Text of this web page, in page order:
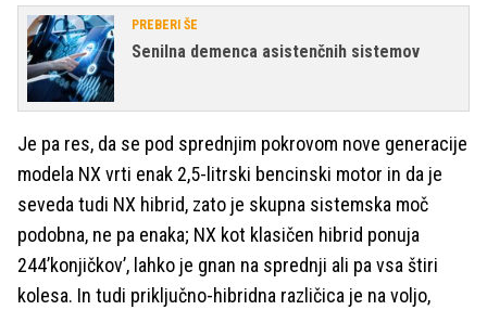
PREBERI ŠE
Senilna demenca asistenčnih sistemov
Je pa res, da se pod sprednjim pokrovom nove generacije
modela NX vrti enak 2,5-litrski bencinski motor in da je
seveda tudi NX hibrid, zato je skupna sistemska moč
podobna, ne pa enaka; NX kot klasičen hibrid ponuja
244’konjičkov’, lahko je gnan na sprednji ali pa vsa štiri
kolesa. In tudi priključno-hibridna različica je na voljo,